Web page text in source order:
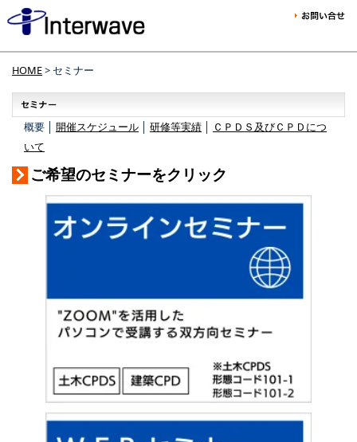
HOME> セミナー
概要 │ 開催スケジュール 研修等実績
ＣＰＤＳ及びＣＰＤにつ
いて
ご希望のセミナーをクリック